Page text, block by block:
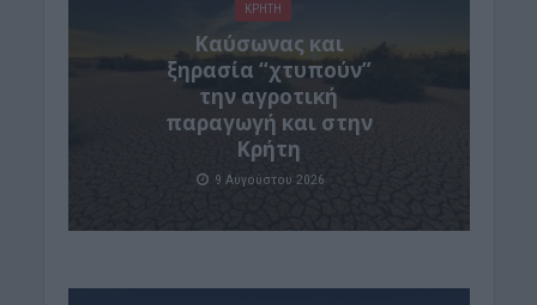
ΚΡΗΤΗ
Καύσωνας και
ξηρασία “χτυπούν”
την αγροτική
παραγωγή και στην
Κρήτη
9 Αυγούστου 2026